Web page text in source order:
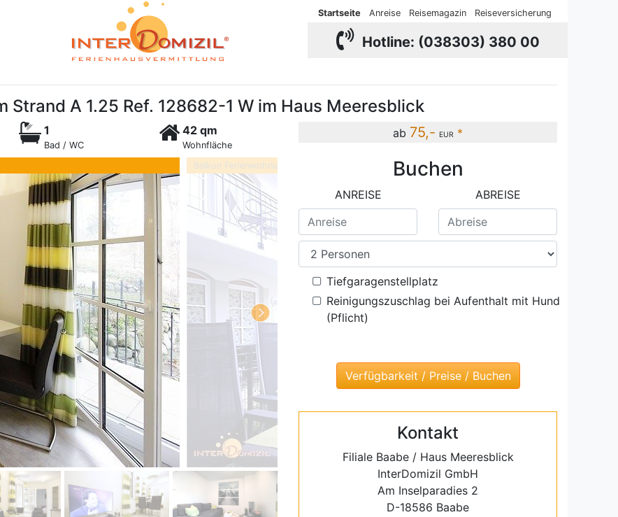
Startseite Anreise Reisemagazin Reiseversicherung
Hotline: (038303) 380 00
Strand A 1.25 Ref. 128682-1 W im Haus Meeresblick
1
Bad / WC
42 qm
Wohnfläche
ab 75,- EUR *
Balkon Ferienwohnung Am Strand A 1.25 Ref. 128682-1Buchen
ANREISE ABREISE
Tiefgaragenstellplatz
Reinigungszuschlag bei Aufenthalt mit Hund
(Pflicht)
Kontakt
Filiale Baabe / Haus Meeresblick
InterDomizil GmbH
Am Inselparadies 2
D-18586 Baabe